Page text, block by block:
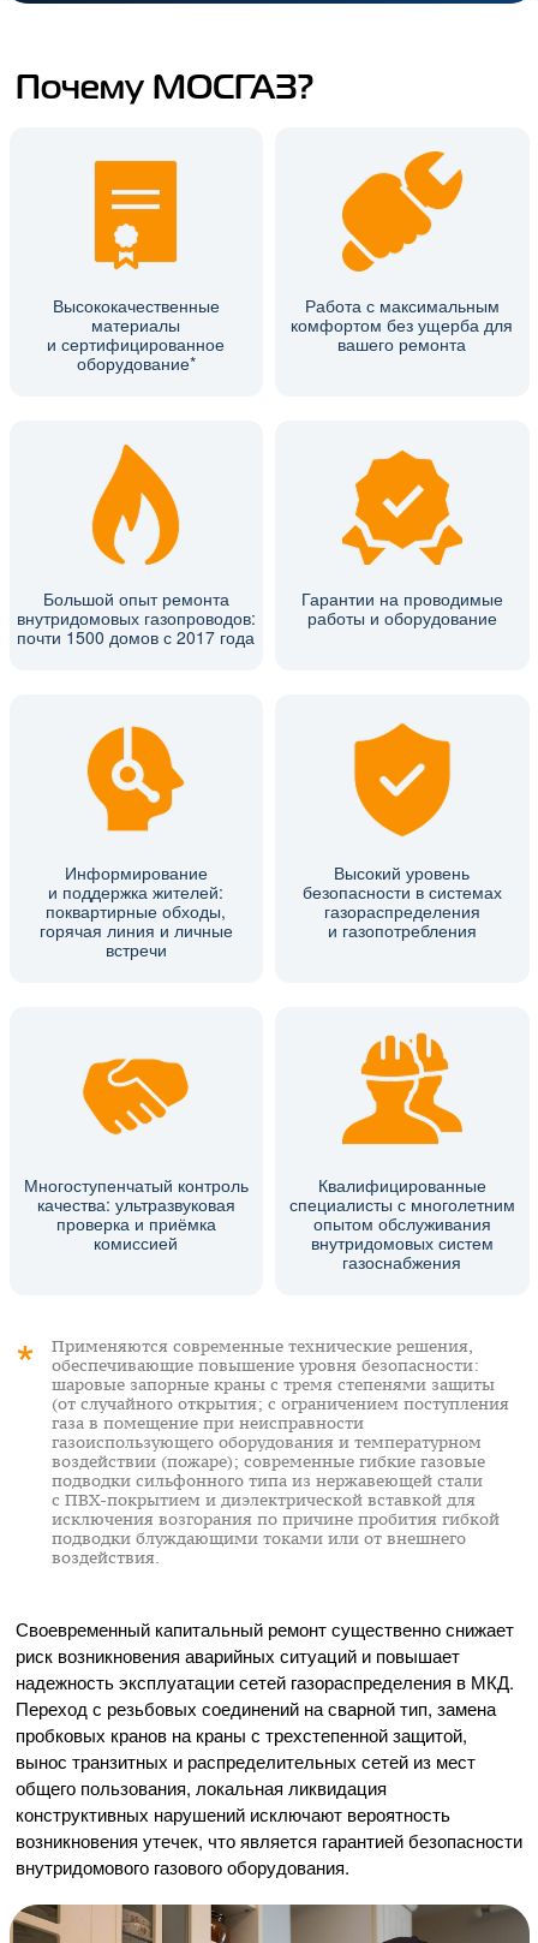
Почему МОСГАЗ?
Высококачественные
материалы
и сертифицированное
оборудование*
Работа с максимальным
комфортом без ущерба для
вашего ремонта
Большой опыт ремонта
внутридомовых газопроводов:
почти 1500 домов с 2017 года
Гарантии на проводимые
работы и оборудование
Информирование
и поддержка жителей:
поквартирные обходы,
горячая линия и личные
встречи
Высокий уровень
безопасности в системах
газораспределения
и газопотребления
Многоступенчатый контроль
качества: ультразвуковая
проверка и приёмка
комиссией
Квалифицированные
специалисты с многолетним
опытом обслуживания
внутридомовых систем
газоснабжения
Применяются современные технические решения,
обеспечивающие повышение уровня безопасности:
шаровые запорные краны с тремя степенями защиты
(от случайного открытия; с ограничением поступления
газа в помещение при неисправности
газоиспользующего оборудования и температурном
воздействии (пожаре); современные гибкие газовые
подводки сильфонного типа из нержавеющей стали
с ПВХ-покрытием и диэлектрической вставкой для
исключения возгорания по причине пробития гибкой
подводки блуждающими токами или от внешнего
воздействия.
Своевременный капитальный ремонт существенно снижает
риск возникновения аварийных ситуаций и повышает
надежность эксплуатации сетей газораспределения в МКД.
Переход с резьбовых соединений на сварной тип, замена
пробковых кранов на краны с трехстепенной защитой,
вынос транзитных и распределительных сетей из мест
общего пользования, локальная ликвидация
конструктивных нарушений исключают вероятность
возникновения утечек, что является гарантией безопасности
внутридомового газового оборудования.